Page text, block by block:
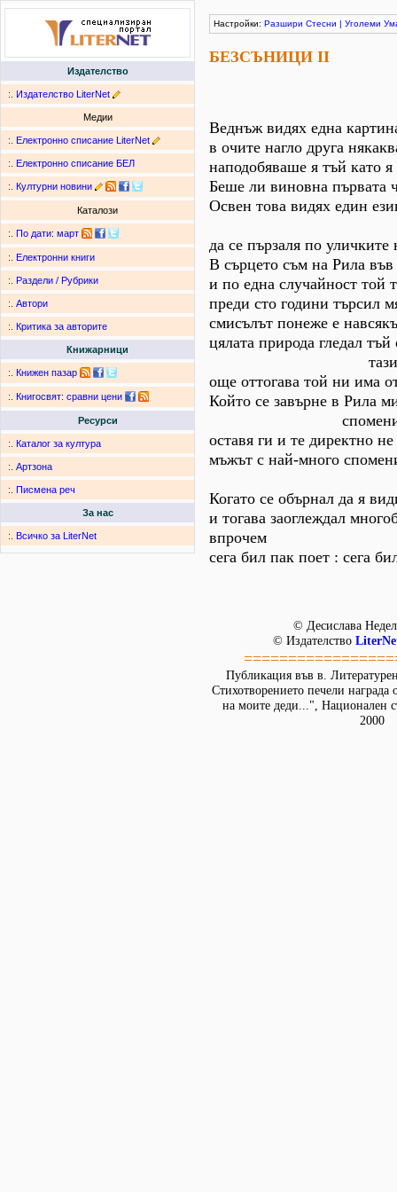
Издателство
:. Издателство LiterNet
Медии
:. Електронно списание LiterNet
:. Електронно списание БЕЛ
:. Културни новини
Каталози
:. По дати: март
:. Електронни книги
:. Раздели / Рубрики
:. Автори
:. Критика за авторите
Книжарници
:. Книжен пазар
:. Книгосвят: сравни цени
Ресурси
:. Каталог за култура
:. Артзона
:. Писмена реч
За нас
:. Всичко за LiterNet
Настройки: Разшири Стесни | Уголеми
БЕЗСЪНИЦИ II
Веднъж видях една
в очите нагло друга
наподобяваше я тъй като
Беше ли виновна първата
Освен това видях един
да се пързаля по
В сърцето съм на Рила
и по една случайност той
преди сто години търсил
смисълът понеже е
цялата природа гледал тъй
тази
още оттогава той ни има
Който се завърне в Рила
спомените на
оставя ги и те директно
мъжът с най-много
Когато се обърнал да я
и тогава заоглеждал
впрочем
сега бил пак поет : сега
© Десислава
© Издателство
Публикация във в.
Стихотворението печели
на моите деди...", Национален
2000